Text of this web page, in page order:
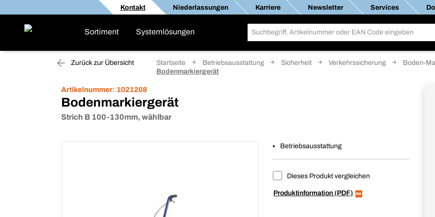
Kontakt Niederlassungen Karriere Newsletter Services
Sortiment Systemlösungen
Zurück zur Übersicht Startseite Betriebsausstattung Sicherheit Verkehrssicherung
Boden-
Bodenmarkiergerät
Artikelnummer: 1021208
Bodenmarkiergerät
Strich B 100-130mm, wählbar
Betriebsausstattung
Dieses Produkt vergleichen
Produktinformation (PDF)